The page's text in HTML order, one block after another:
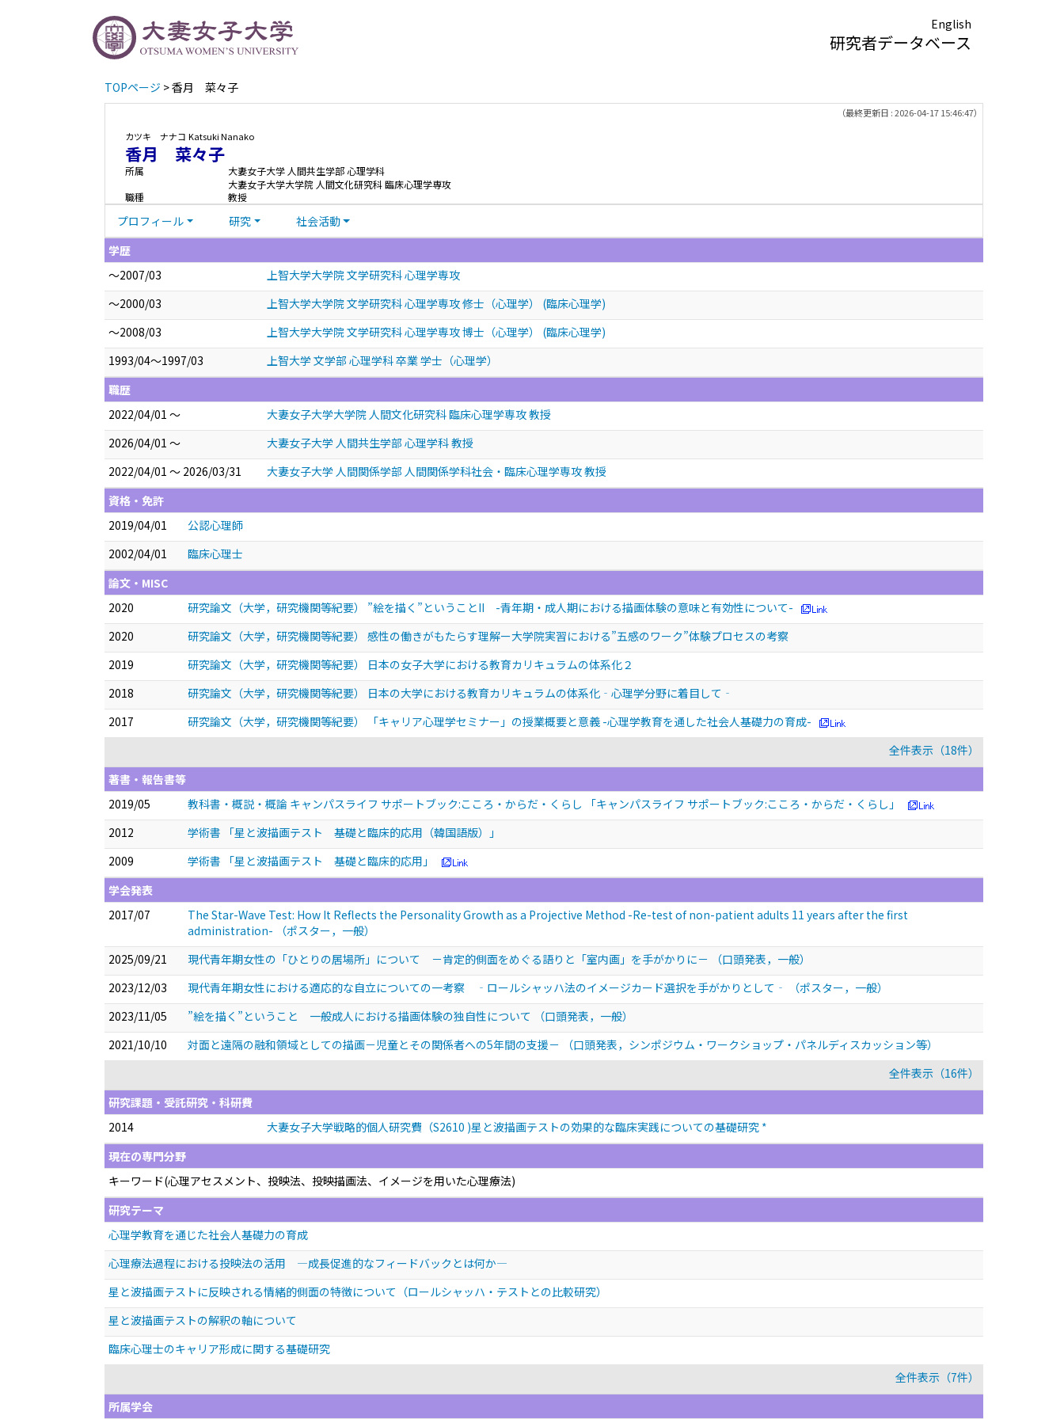
English
研究者データベース
TOPページ > 香月 菜々子
（最終更新日 : 2026-04-17 15:46:47）
カツキ ナナコ Katsuki Nanako
香月 菜々子
所属
大妻女子大学 人間共生学部 心理学科
大妻女子大学大学院 人間文化研究科 臨床心理学専攻
職種
教授
プロフィール 研究
社会活動
学歴
～2007/03
上智大学大学院 文学研究科 心理学専攻
～2000/03
上智大学大学院 文学研究科 心理学専攻 修士（心理学） (臨床心理学)
～2008/03
上智大学大学院 文学研究科 心理学専攻 博士（心理学） (臨床心理学)
1993/04～1997/03
上智大学 文学部 心理学科 卒業 学士（心理学）
職歴
2022/04/01 ～
大妻女子大学大学院 人間文化研究科 臨床心理学専攻 教授
2026/04/01 ～
大妻女子大学 人間共生学部 心理学科 教授
2022/04/01 ～ 2026/03/31
大妻女子大学 人間関係学部 人間関係学科社会・臨床心理学専攻 教授
資格・免許
2019/04/01
公認心理師
2002/04/01
臨床心理士
論文・MISC
2020
研究論文（大学，研究機関等紀要） ”絵を描く”ということII -青年期・成人期における描画体験の意味と有効性について-
2020
研究論文（大学，研究機関等紀要） 感性の働きがもたらす理解ー大学院実習における”五感のワーク”体験プロセスの考察
2019
研究論文（大学，研究機関等紀要） 日本の女子大学における教育カリキュラムの体系化２
2018
研究論文（大学，研究機関等紀要） 日本の大学における教育カリキュラムの体系化‐心理学分野に着目して‐
2017
研究論文（大学，研究機関等紀要） 「キャリア心理学セミナー」の授業概要と意義 -心理学教育を通した社会人基礎力の育成-
全件表示（18件）
著書・報告書等
2019/05
教科書・概説・概論 キャンパスライフ サポートブック:こころ・からだ・くらし 「キャンパスライフ サポートブック:こころ・からだ・くらし」
2012
学術書 「星と波描画テスト 基礎と臨床的応用（韓国語版）」
2009
学術書 「星と波描画テスト 基礎と臨床的応用」
学会発表
2017/07
The Star-Wave Test: How It Reflects the Personality Growth as a Projective Method -Re-test of non-patient adults 11 years after the first
administration-
（ポスター，一般）
2025/09/21
現代青年期女性の「ひとりの居場所」について －肯定的側面をめぐる語りと「室内画」を手がかりに－
（口頭発表，一般）
2023/12/03
現代青年期女性における適応的な自立についての一考察 ‐ロールシャッハ法のイメージカード選択を手がかりとして‐
（ポスター，一般）
2023/11/05
”絵を描く”ということ 一般成人における描画体験の独自性について
（口頭発表，一般）
2021/10/10
対面と遠隔の融和領域としての描画－児童とその関係者への5年間の支援－
（口頭発表，シンポジウム・ワークショップ・パネルディスカッション等）
全件表示（16件）
研究課題・受託研究・科研費
2014
大妻女子大学戦略的個人研究費（S2610 )星と波描画テストの効果的な臨床実践についての基礎研究 *
現在の専門分野
キーワード(心理アセスメント、投映法、投映描画法、イメージを用いた心理療法)
研究テーマ
心理学教育を通じた社会人基礎力の育成
心理療法過程における投映法の活用 —成長促進的なフィードバックとは何か—
星と波描画テストに反映される情緒的側面の特徴について（ロールシャッハ・テストとの比較研究）
星と波描画テストの解釈の軸について
臨床心理士のキャリア形成に関する基礎研究
全件表示（7件）
所属学会